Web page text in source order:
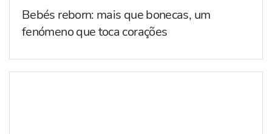
Bebés reborn: mais que bonecas, um
fenómeno que toca corações